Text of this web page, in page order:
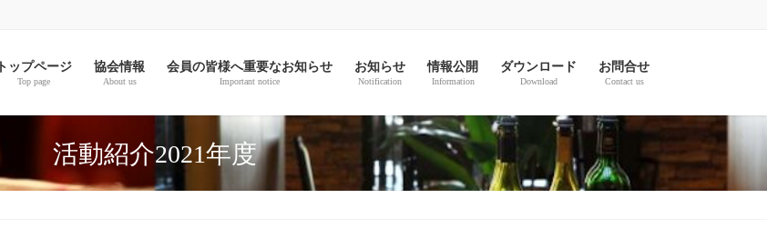
トップページ
Top page
協会情報
About us
会員の皆様へ重要なお知らせ
Important notice
お知らせ
Notification
情報公開
Information
ダウンロード
Download
お問合せ
Contact us
活動紹介2021年度